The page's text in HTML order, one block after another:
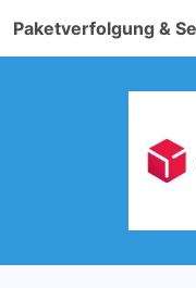
Paketverfolgung &